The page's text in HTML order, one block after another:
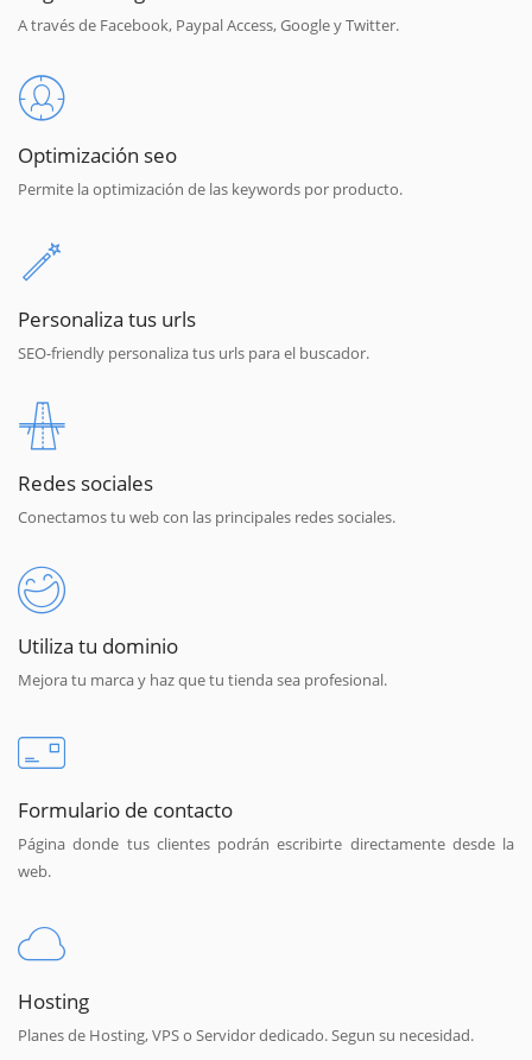
A través de Facebook, Paypal Access, Google y Twitter.
Optimización seo
Permite la optimización de las keywords por producto.
Personaliza tus urls
SEO-friendly personaliza tus urls para el buscador.
Redes sociales
Conectamos tu web con las principales redes sociales.
Utiliza tu dominio
Mejora tu marca y haz que tu tienda sea profesional.
Formulario de contacto
Página donde tus clientes podrán escribirte directamente desde la
web.
Hosting
Planes de Hosting, VPS o Servidor dedicado. Segun su necesidad.